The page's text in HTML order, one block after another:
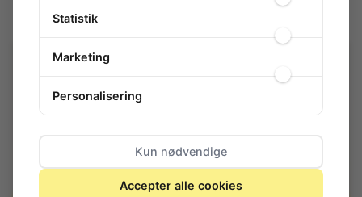
148-690 / DS-455
Statistik
Marketing
Personalisering
Kun nødvendige
Accepter alle cookies